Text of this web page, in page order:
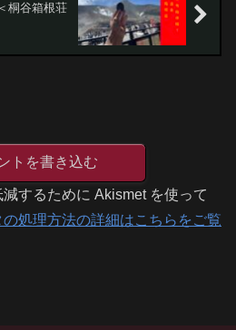
桐谷箱根荘
トを書き込む
するために Akismet を使って
処理方法の詳細はこちらをご覧